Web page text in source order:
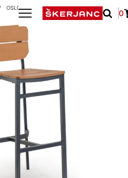
0
OSLO/WOODY H